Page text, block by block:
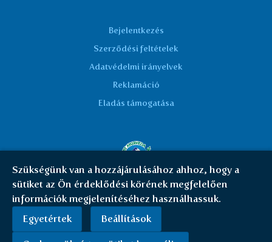
of excellence here and I look forward to
visiting again soon.
Manatita, London, UK
Bejelentkezés
Szerződési feltételek
Adatvédelmi irányelvek
Reklamáció
Eladás támogatása
Cookies
Szükségünk van a hozzájárulásához ahhoz, hogy a
sütiket az Ön érdeklődési körének megfelelően
információk megjelenítéséhez használhassuk.
Egyetértek
Beállítások